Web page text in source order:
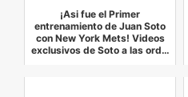
¡Asi fue el Primer
entrenamiento de Juan Soto
con New York Mets! Videos
exclusivos de Soto a las ord…